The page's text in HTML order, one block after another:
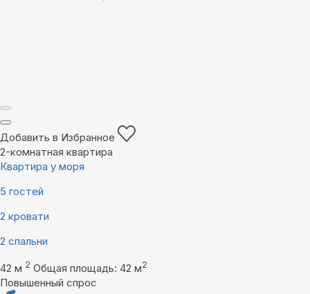
Добавить в Избранное
2-комнатная квартира
Квартира у моря
5 гостей
2 кровати
2 спальни
42 м 2 Общая площадь: 42 м2
Повышенный спрос